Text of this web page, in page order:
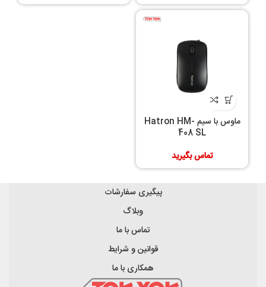
ماوس با سیم Hatron HM-
408 SL
تماس بگیرید
پیگیری سفارشات
وبلاگ
تماس با ما
قوانین و شرایط
همکاری با ما